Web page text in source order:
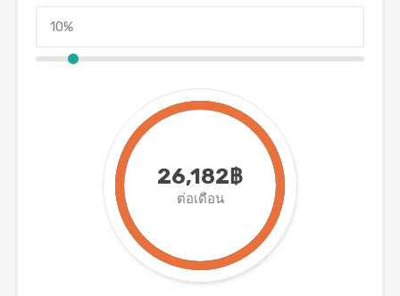
26,182฿
ต่อเดือน